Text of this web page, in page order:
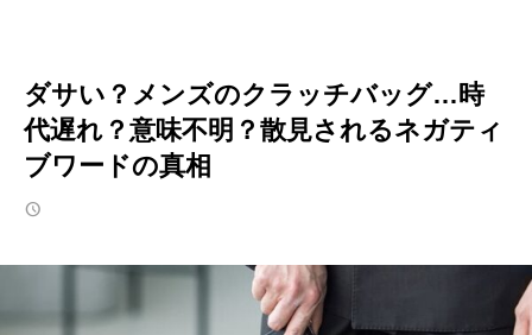
ダサい？メンズのクラッチバッグ…時
代遅れ？意味不明？散見されるネガティ
ブワードの真相